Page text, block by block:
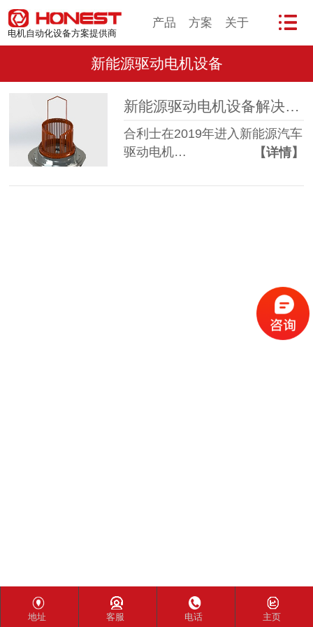
产品 方案 关于
电机自动化设备方案提供商
新能源驱动电机设备
新能源驱动电机设备解决方案
合利士在2019年进入新能源汽车
驱动电机…
【详情】
地址 客服 电话 主页